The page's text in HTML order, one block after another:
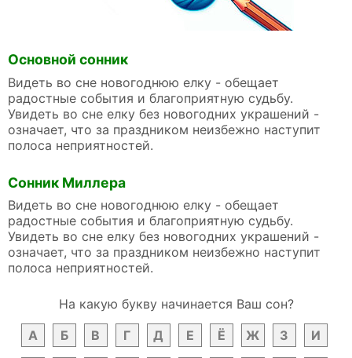
Основной сонник
Видеть во сне новогоднюю елку - обещает
радостные события и благоприятную судьбу.
Увидеть во сне елку без новогодних украшений -
означает, что за праздником неизбежно наступит
полоса неприятностей.
Сонник Миллера
Видеть во сне новогоднюю елку - обещает
радостные события и благоприятную судьбу.
Увидеть во сне елку без новогодних украшений -
означает, что за праздником неизбежно наступит
полоса неприятностей.
На какую букву начинается Ваш сон?
А
Б В Г Д Е Ё Ж З И